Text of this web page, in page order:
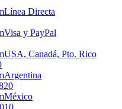
Línea Directa
Visa y PayPal
USA, Canadá, Pto. Rico
Argentina
México